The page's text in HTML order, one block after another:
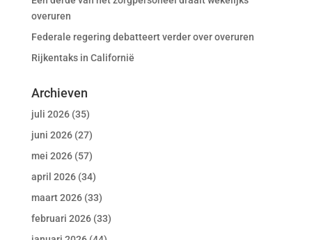
overuren
Federale regering debatteert verder over overuren
Rijkentaks in Californië
Archieven
juli 2026(35)
juni 2026(27)
mei 2026(57)
april 2026(34)
maart 2026(33)
februari 2026(33)